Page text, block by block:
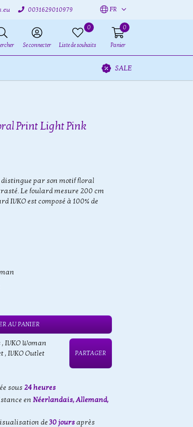
0031629010979 FR
Se connecter
0
Liste de souhaits
0
Panier
SALE
Print Light Pink
par son motif floral
Le foulard mesure 200 cm
IVKO est composé à 100% de
AU PANIER
, IVKO Woman
, IVKO Outlet
PARTAGER
sous24 heures
en Néerlandais, Allemand,
de30 jours après